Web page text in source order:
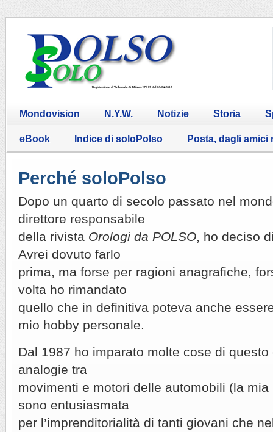
Mondovision N.Y.W. Notizie Storia
eBook Indice di soloPolso Posta, dagli amici
Perché soloPolso
Dopo un quarto di secolo passato nel
direttore responsabile
della rivista Orologi da POLSO , ho deciso
Avrei dovuto farlo
prima, ma forse per ragioni anagrafiche,
volta ho rimandato
quello che in definitiva poteva anche
mio hobby personale.
Dal 1987 ho imparato molte cose di
analogie tra
movimenti e motori delle automobili (la
sono entusiasmata
per l’imprenditorialità di tanti giovani che